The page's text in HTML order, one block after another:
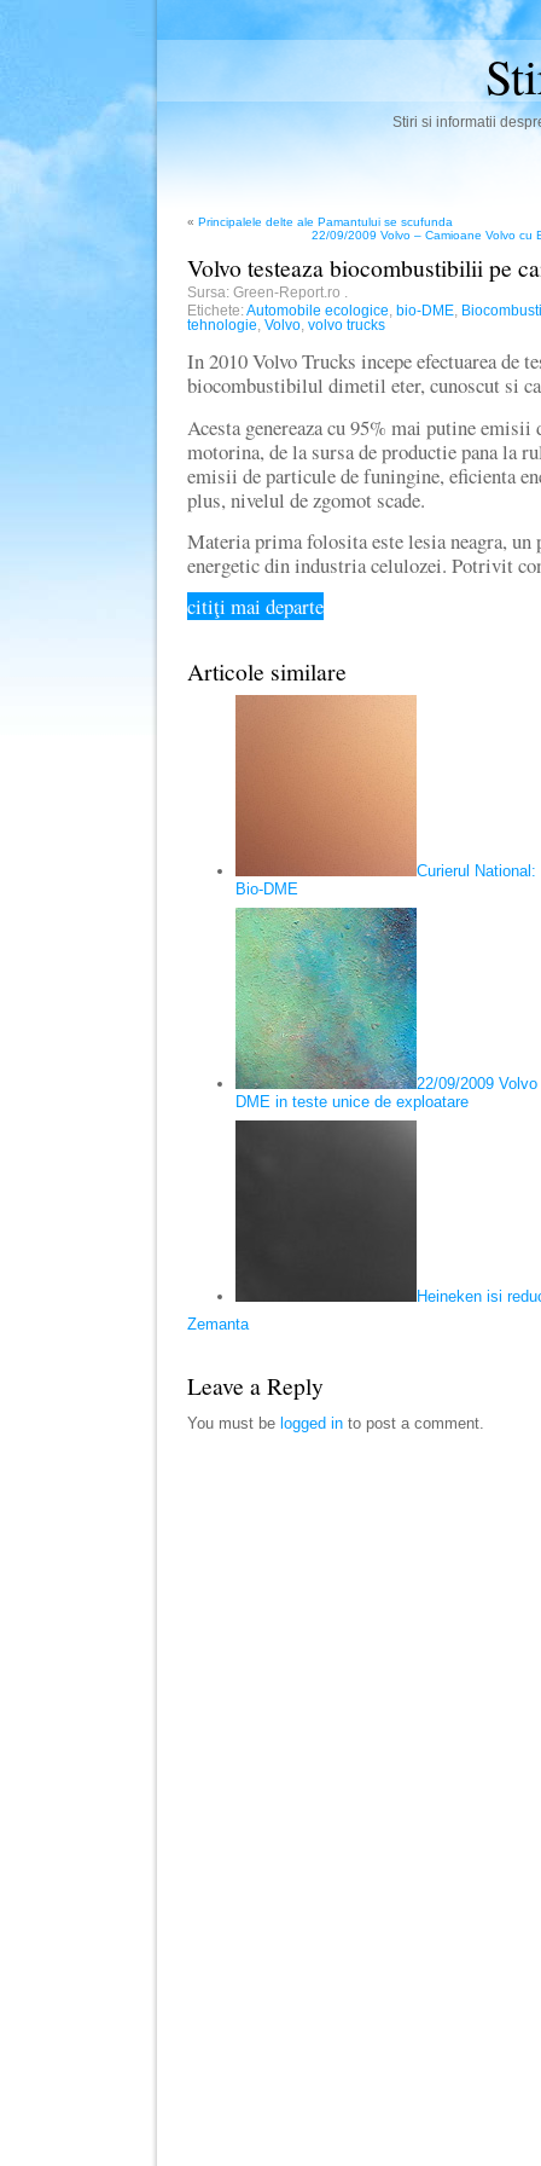
Stiri si informatii
« Principalele delte ale Pamantului se scufunda
22/09/2009 Volvo – Camioane Volvo cu
Volvo testeaza biocombustibilii pe
Sursa: Green-Report.ro
Etichete:Automobile ecologice bio-DME
tehnologie Volvo volvo trucks
In 2010 Volvo Trucks incepe efectuarea de
biocombustibilul dimetil eter, cunoscut si
Acesta genereaza cu 95% mai putine emisii
motorina, de la sursa de productie pana la
emisii de particule de funingine, eficienta
plus, nivelul de zgomot scade.
Materia prima folosita este lesia neagra, un
energetic din industria celulozei. Potrivit
citiţi mai departe
Articole similare
Curierul
Bio-DME
22/09/2009
DME in teste unice de exploatare
Heineken isi
Zemanta
Leave a Reply
You must be logged in to post a comment.